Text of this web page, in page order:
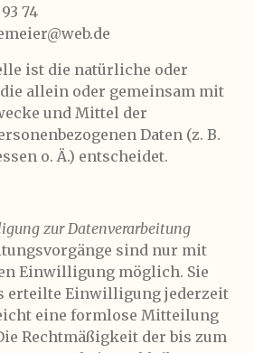
74
ist die natürliche oder
allein oder gemeinsam mit
und Mittel der
Daten (z. B.
o. Ä.) entscheidet.
zur Datenverarbeitung
sind nur mit
Einwilligung möglich. Sie
erteilte Einwilligung jederzeit
eine formlose Mitteilung
Rechtmäßigkeit der bis zum